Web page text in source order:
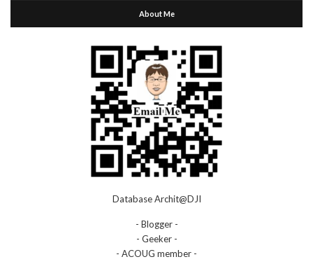
About Me
Database Archit@DJI
- Blogger -
- Geeker -
- ACOUG member -